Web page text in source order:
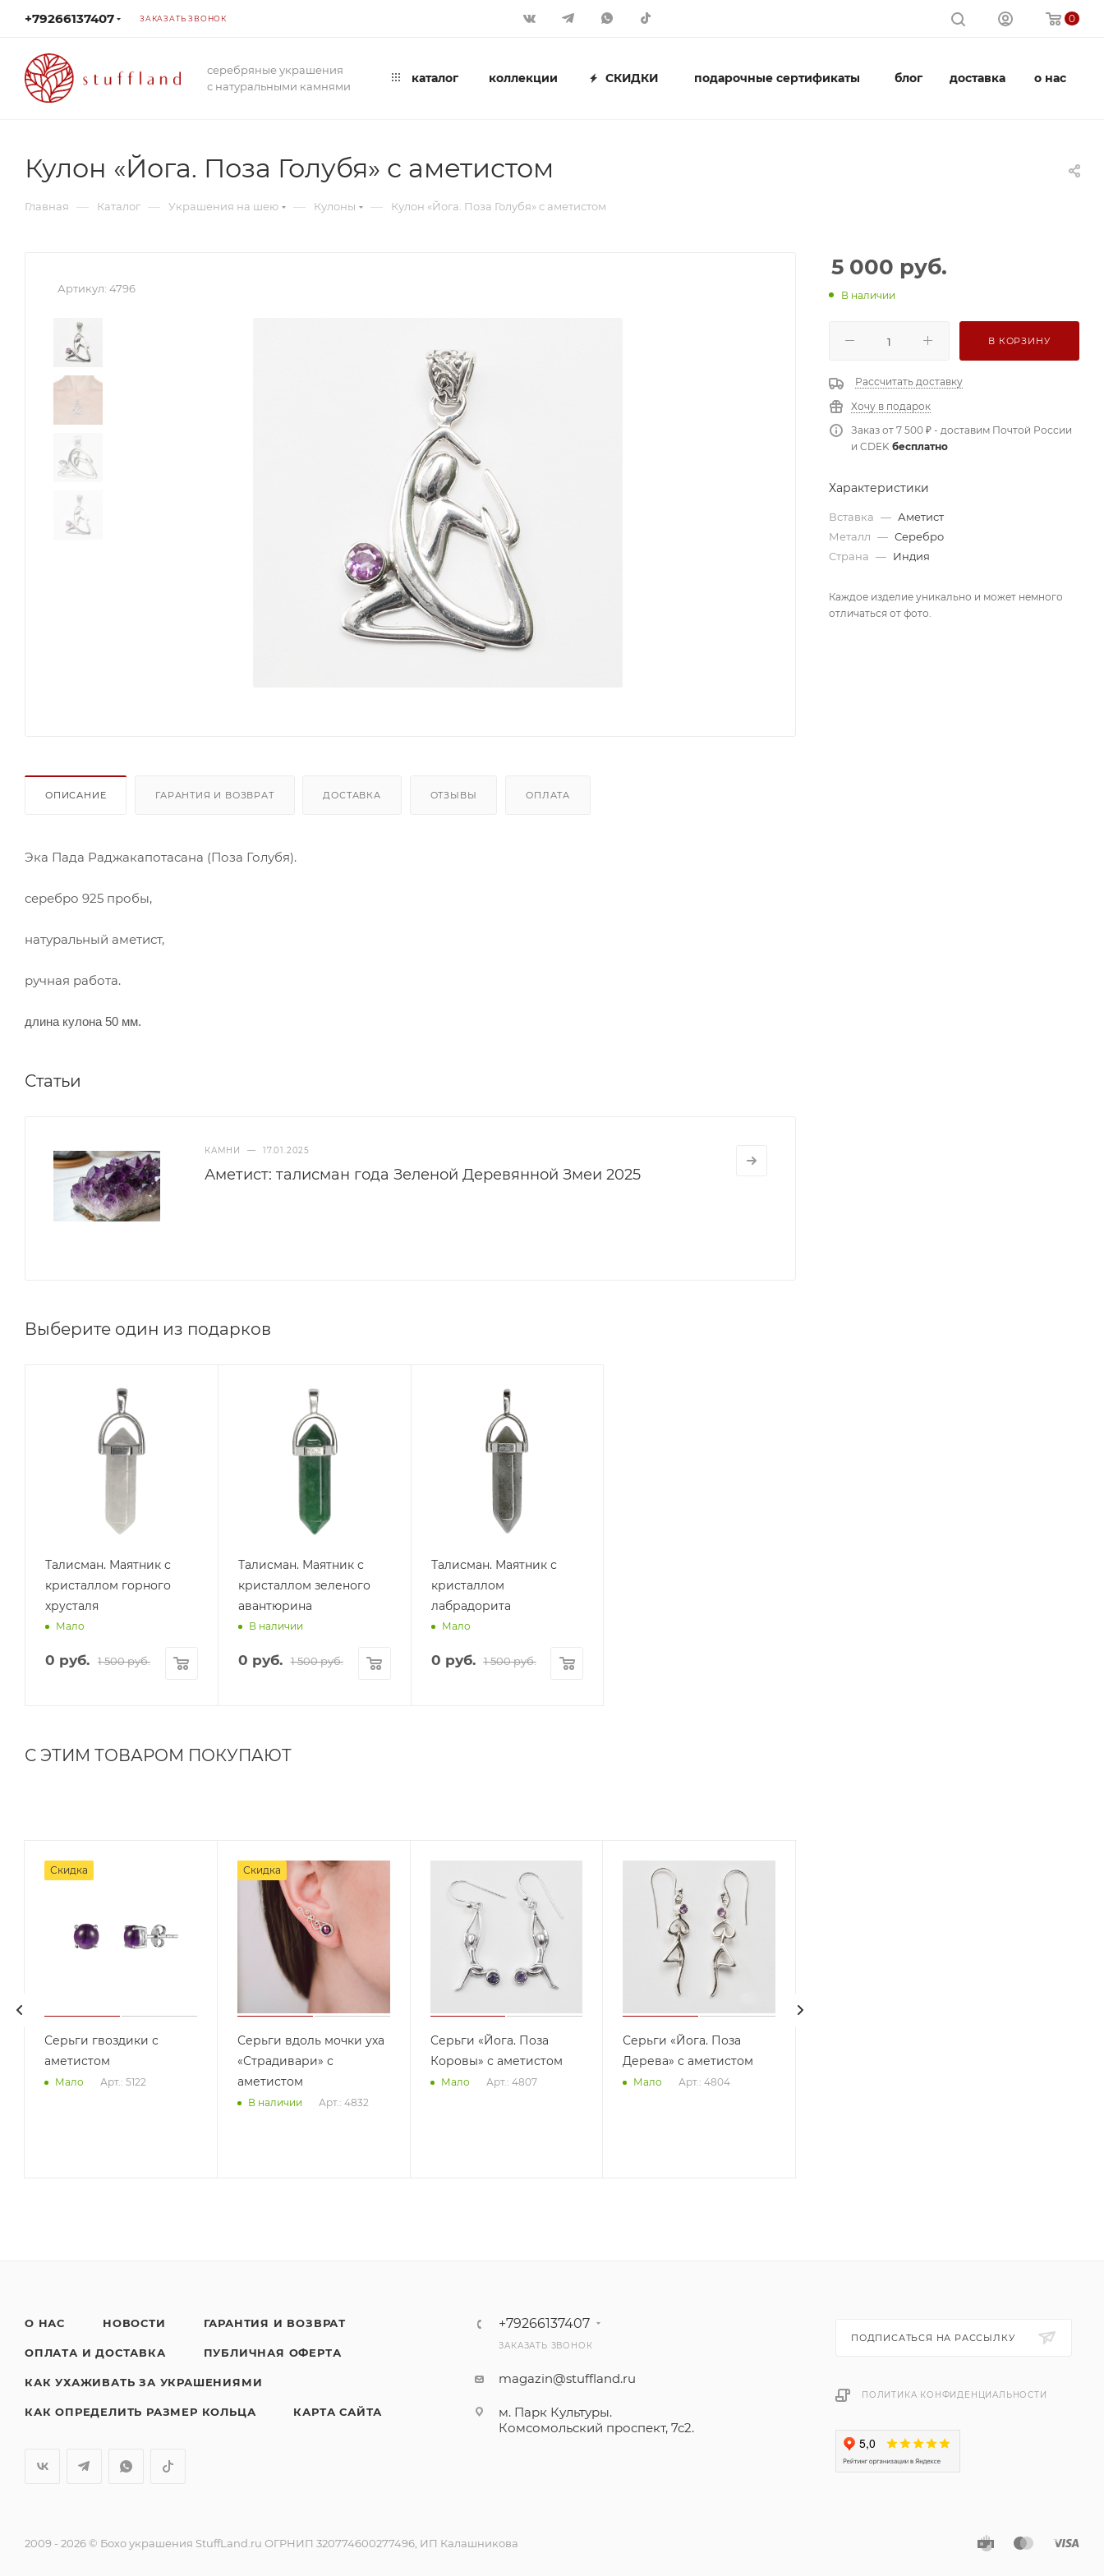
+79266137407 ЗАКАЗАТЬ ЗВОНОК 0
серебряные украшения
с натуральными камнями
каталог коллекции СКИДКИ подарочные сертификаты блог доставка о нас
Кулон «Йога. Поза Голубя» с аметистом
Главная — Каталог — Украшения на шею — Кулоны — Кулон «Йога. Поза Голубя» с аметистом
Артикул: 4796
ОПИСАНИЕ ГАРАНТИЯ И ВОЗВРАТ ДОСТАВКА ОТЗЫВЫ ОПЛАТА
Эка Пада Раджакапотасана (Поза Голубя).
серебро 925 пробы,
натуральный аметист,
ручная работа.
длина кулона 50 мм.
Статьи
КАМНИ — 17.01.2025
Аметист: талисман года Зеленой Деревянной Змеи 2025
Выберите один из подарков
Талисман. Маятник с
кристаллом горного
хрусталя
Мало
0 руб. 1 500руб.
Талисман. Маятник с
кристаллом зеленого
авантюрина
В наличии
0 руб. 1 500руб.
Талисман. Маятник с
кристаллом
лабрадорита
Мало
0 руб. 1 500руб.
С ЭТИМ ТОВАРОМ ПОКУПАЮТ
Скидка
Серьги гвоздики с
аметистом
Мало Арт.: 5122
Скидка
Серьги вдоль мочки уха
«Страдивари» с
аметистом
В наличии Арт.: 4832
Серьги «Йога. Поза
Коровы» с аметистом
Мало Арт.: 4807
Серьги «Йога. Поза
Дерева» с аметистом
Мало Арт.: 4804
5 000 руб.
В наличии
В КОРЗИНУ
Рассчитать доставку
Хочу в подарок
Заказ от 7 500 ₽ - доставим Почтой России
и CDEK бесплатно
Характеристики
Вставка — Аметист
Металл — Серебро
Страна — Индия
Каждое изделие уникально и может немного
отличаться от фото.
О НАС НОВОСТИ ГАРАНТИЯ И ВОЗВРАТ
ОПЛАТА И ДОСТАВКА ПУБЛИЧНАЯ ОФЕРТА
КАК УХАЖИВАТЬ ЗА УКРАШЕНИЯМИ
КАК ОПРЕДЕЛИТЬ РАЗМЕР КОЛЬЦА КАРТА САЙТА
+79266137407
ЗАКАЗАТЬ ЗВОНОК
magazin@stuffland.ru
м. Парк Культуры.
Комсомольский проспект, 7с2.
ПОДПИСАТЬСЯ НА РАССЫЛКУ
ПОЛИТИКА КОНФИДЕНЦИАЛЬНОСТИ
2009 - 2026 © Бохо украшения StuffLand.ru ОГРНИП 320774600277496, ИП Калашникова